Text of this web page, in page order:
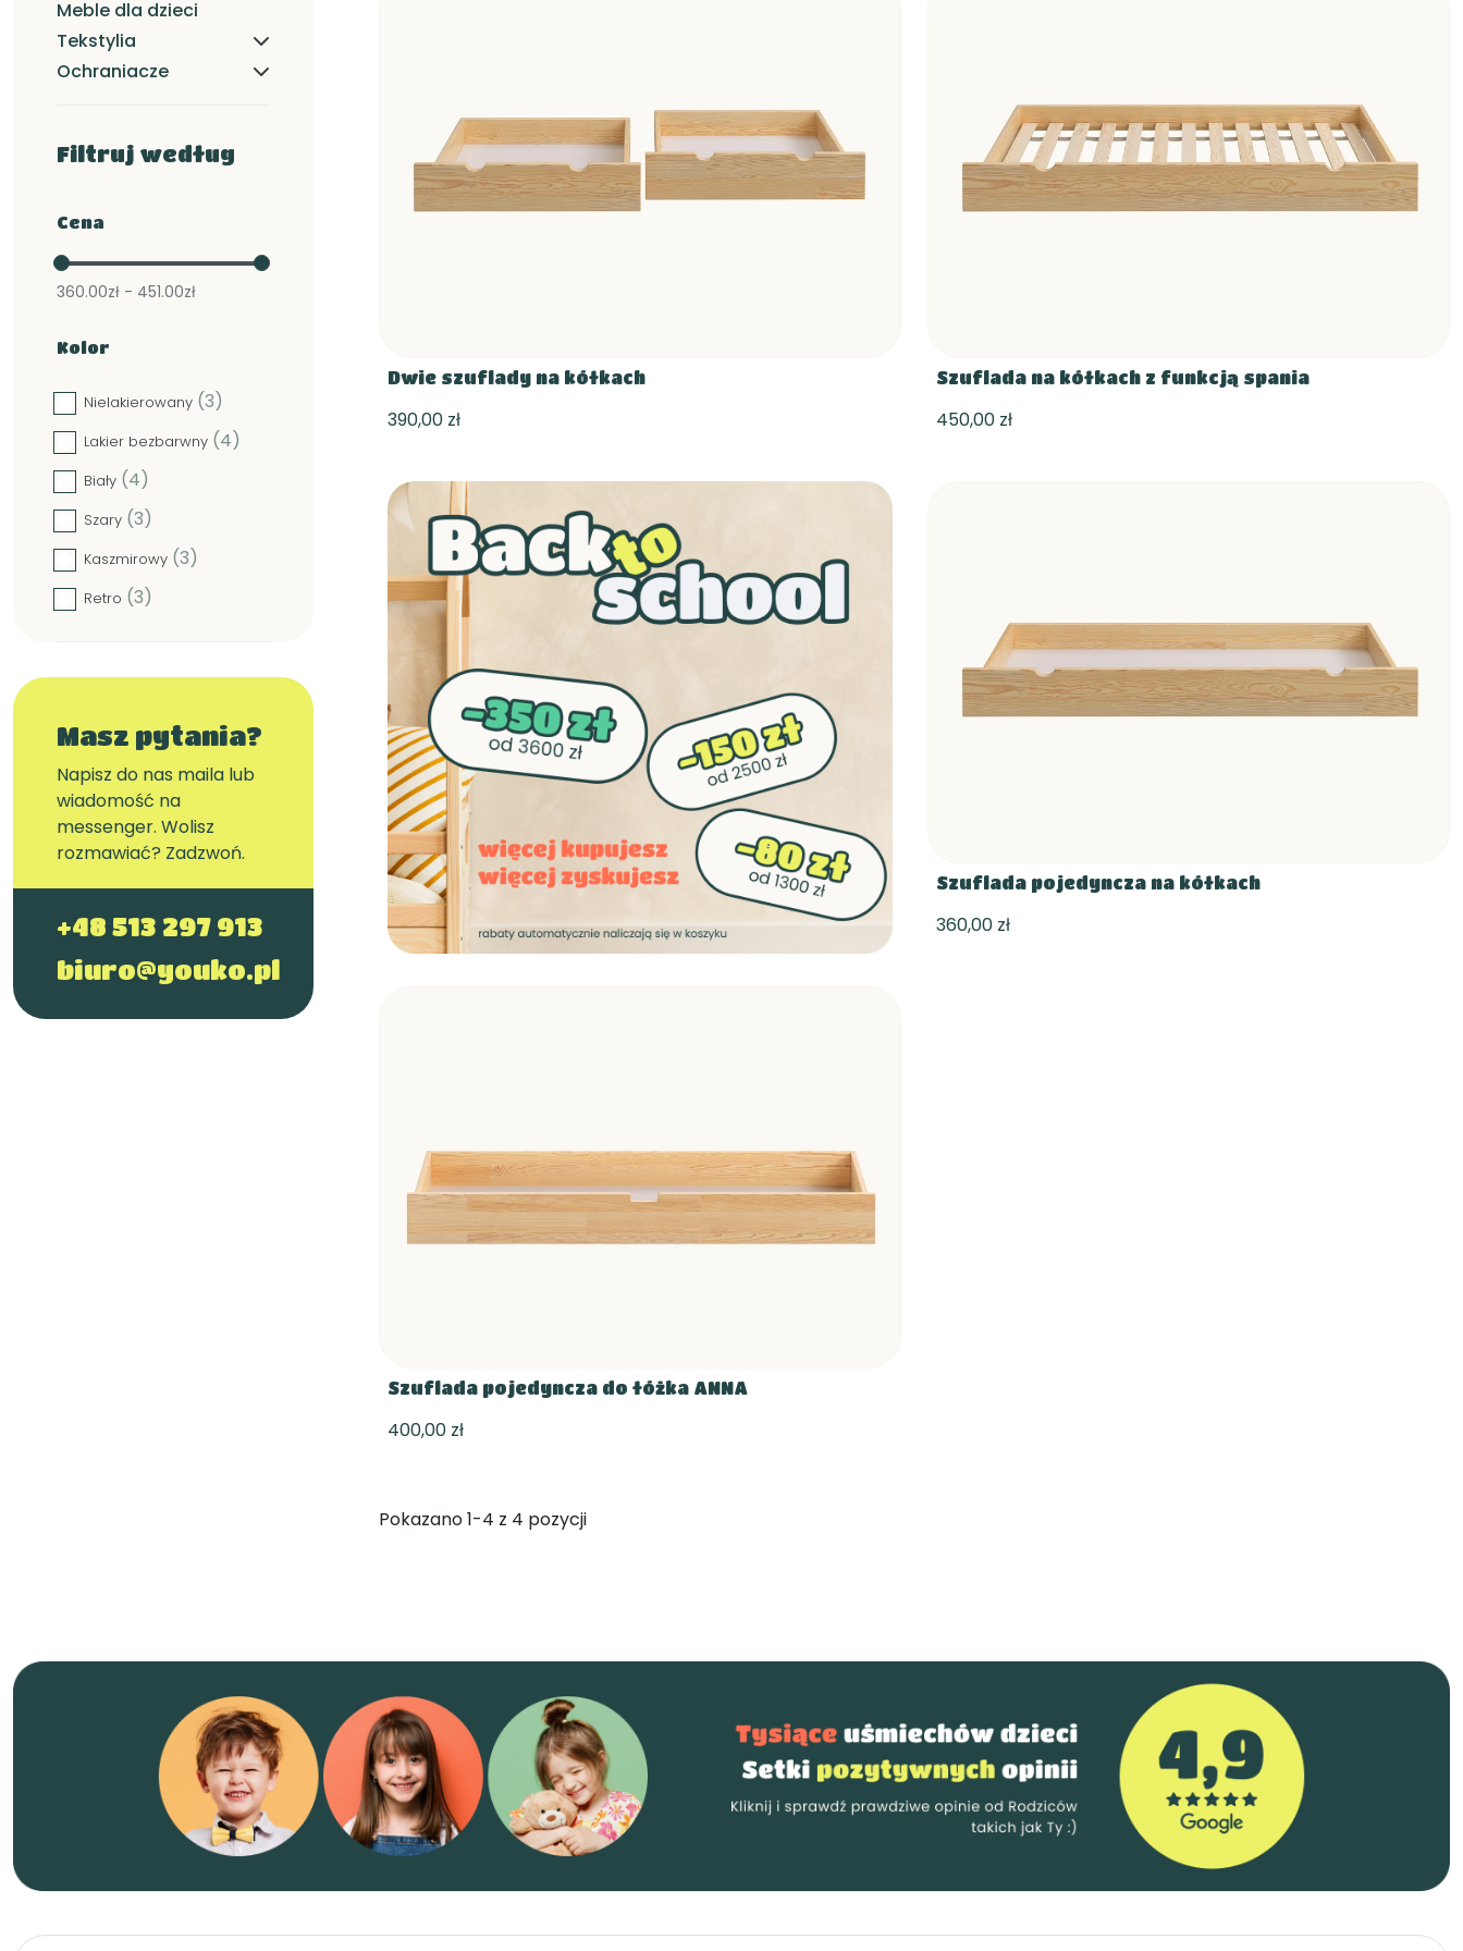
Meble dla dzieci
Tekstylia
Ochraniacze
Filtruj według
Cena
360.00zł - 451.00zł
Kolor
Nielakierowany (3)
Lakier bezbarwny (4)
Biały (4)
Szary (3)
Kaszmirowy (3)
Retro (3)
Masz pytania?
Napisz do nas maila lub
wiadomość na
messenger. Wolisz
rozmawiać? Zadzwoń.
+48 513 297 913
biuro@youko.pl
Dwie szuflady na kółkach
390,00 zł
Szuflada na kółkach z funkcją spania
450,00 zł
Szuflada pojedyncza na kółkach
360,00 zł
Szuflada pojedyncza do łóżka ANNA
400,00 zł
Pokazano 1-4 z 4 pozycji